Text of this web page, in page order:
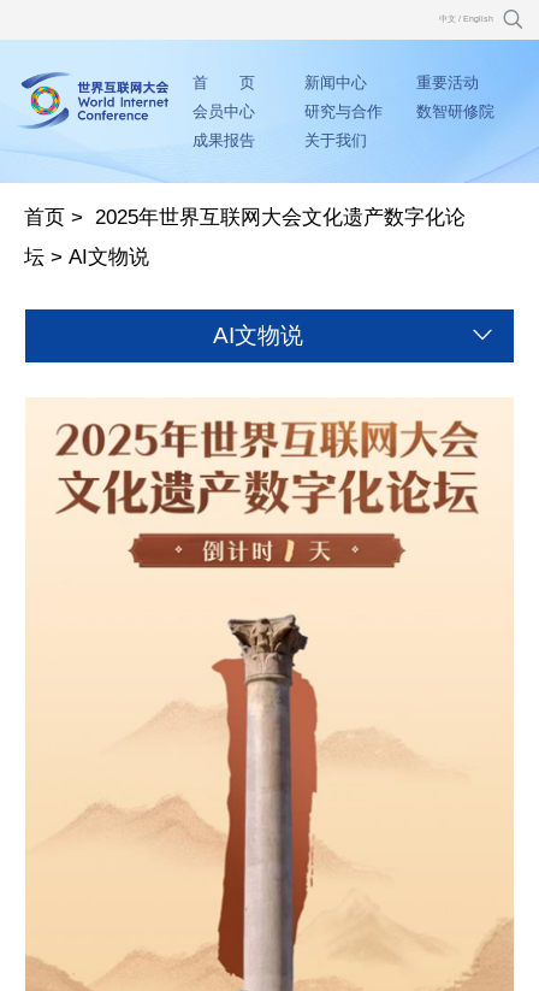
中文 / English
首 页 新闻中心
重要活动
会员中心
研究与合作
数智研修院
成果报告
关于我们
首页 > 2025年世界互联网大会文化遗产数字化论
坛 >AI文物说
AI文物说